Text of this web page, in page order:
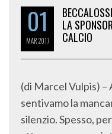
01
MAR2017
LA
CALCIO
(di Marcel Vulpis)
sentivamo la
silenzio. Spesso,